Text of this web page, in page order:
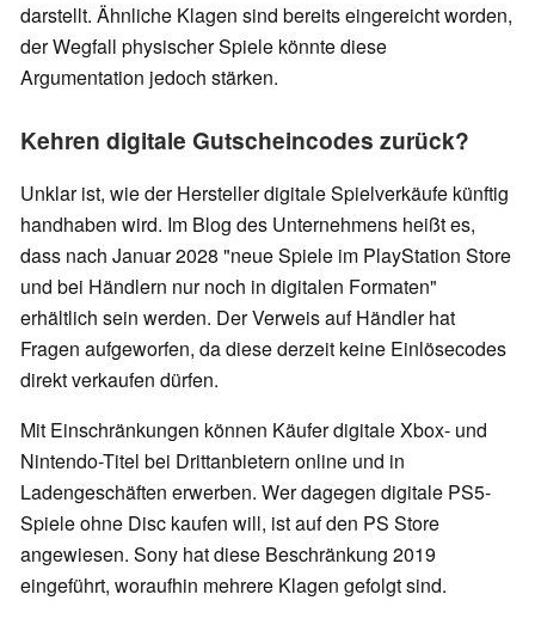
darstellt. Ähnliche Klagen sind bereits eingereicht worden,
der Wegfall physischer Spiele könnte diese
Argumentation jedoch stärken.
Kehren digitale Gutscheincodes zurück?
Unklar ist, wie der Hersteller digitale Spielverkäufe künftig
handhaben wird. Im Blog des Unternehmens heißt es,
dass nach Januar 2028 "neue Spiele im PlayStation Store
und bei Händlern nur noch in digitalen Formaten"
erhältlich sein werden. Der Verweis auf Händler hat
Fragen aufgeworfen, da diese derzeit keine Einlösecodes
direkt verkaufen dürfen.
Mit Einschränkungen können Käufer digitale Xbox- und
Nintendo-Titel bei Drittanbietern online und in
Ladengeschäften erwerben. Wer dagegen digitale PS5-
Spiele ohne Disc kaufen will, ist auf den PS Store
angewiesen. Sony hat diese Beschränkung 2019
eingeführt, woraufhin mehrere Klagen gefolgt sind.